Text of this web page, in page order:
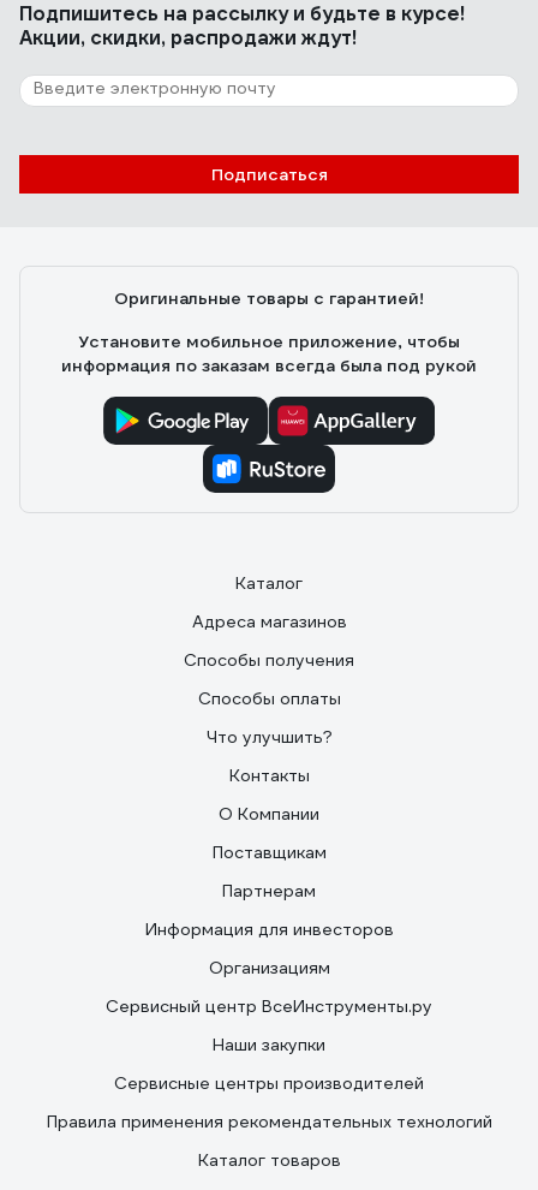
14 отзывов
Отзыв о штекере TDM ELECTRIC BNC под
винт, с пружиной, металл SQ1809-0037
Подпишитесь на рассылкуи будьте в курсе!
Акции, скидки, распродажи ждут!
Подписаться
Оригинальные товары с гарантией!
Установите мобильное приложение, чтобы
информация по заказам всегда была под рукой
Каталог
Адреса магазинов
Способы получения
Способы оплаты
Что улучшить?
Контакты
О Компании
Поставщикам
Партнерам
Информация для инвесторов
Организациям
Сервисный центр ВсеИнструменты.ру
Наши закупки
Сервисные центры производителей
Правила применения рекомендательных технологий
Каталог товаров